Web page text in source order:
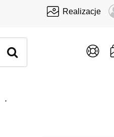
Realizacje
.